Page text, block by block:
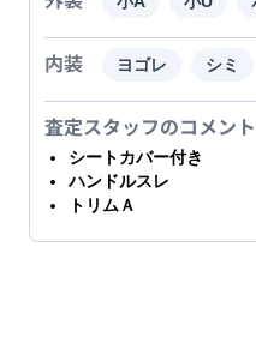
内装 ヨゴレ シミ
査定スタッフのコメント
シートカバー付き
ハンドルスレ
トリムＡ